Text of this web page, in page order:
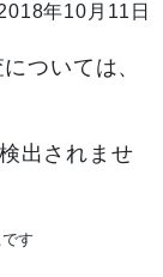
年10月11日
ついては、
出されませ
す